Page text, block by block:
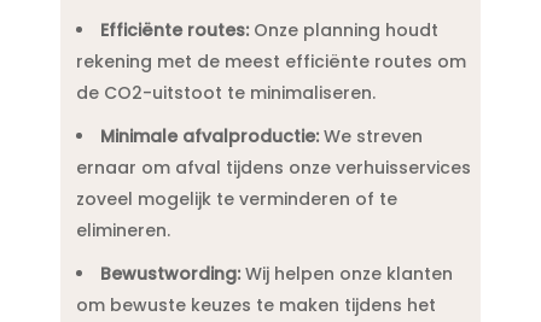
Efficiënte routes:Onze planning houdt
rekening met de meest efficiënte routes om
de CO2-uitstoot te minimaliseren.​
Minimale afvalproductie:We streven
ernaar om afval tijdens onze verhuisservices
zoveel mogelijk te verminderen of te
elimineren.​
Bewustwording:Wij helpen onze klanten
om bewuste keuzes te maken tijdens het